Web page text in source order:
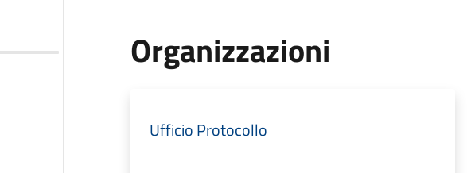
Organizzazioni
Ufficio Protocollo